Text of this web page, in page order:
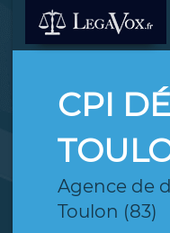
CPI
Agence de
Toulon (83)